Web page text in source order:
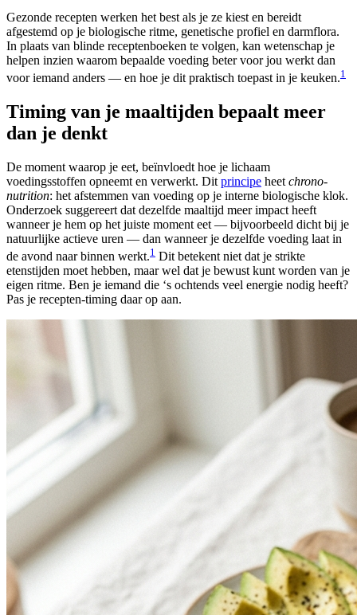
Gezonde recepten werken het best als je ze kiest en bereidt
afgestemd op je biologische ritme, genetische profiel en darmflora.
In plaats van blinde receptenboeken te volgen, kan wetenschap je
helpen inzien waarom bepaalde voeding beter voor jou werkt dan
voor iemand anders — en hoe je dit praktisch toepast in je keuken.1
Timing van je maaltijden bepaalt meer
dan je denkt
De moment waarop je eet, beïnvloedt hoe je lichaam
voedingsstoffen opneemt en verwerkt. Dit principe heet chrono-
nutrition: het afstemmen van voeding op je interne biologische klok.
Onderzoek suggereert dat dezelfde maaltijd meer impact heeft
wanneer je hem op het juiste moment eet — bijvoorbeeld dicht bij je
natuurlijke actieve uren — dan wanneer je dezelfde voeding laat in
de avond naar binnen werkt.1 Dit betekent niet dat je strikte
etenstijden moet hebben, maar wel dat je bewust kunt worden van je
eigen ritme. Ben je iemand die ‘s ochtends veel energie nodig heeft?
Pas je recepten-timing daar op aan.